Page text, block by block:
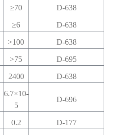
≥70 D-638
≥6 D-638
>100 D-638
>75 D-695
2400 D-638
6.7×10-
5
D-696
0.2 D-177